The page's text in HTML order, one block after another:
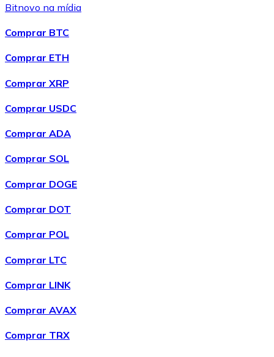
Bitnovo na mídia
Comprar BTC
Comprar ETH
Comprar XRP
Comprar USDC
Comprar ADA
Comprar SOL
Comprar DOGE
Comprar DOT
Comprar POL
Comprar LTC
Comprar LINK
Comprar AVAX
Comprar TRX